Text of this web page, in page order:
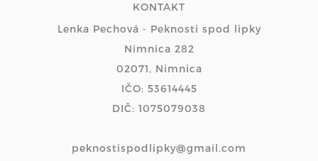
KONTAKT
Lenka Pechová - Peknosti spod lipky
Nimnica 282
02071, Nimnica
IČO: 53614445
DIČ: 1075079038
peknostispodlipky@gmail.com